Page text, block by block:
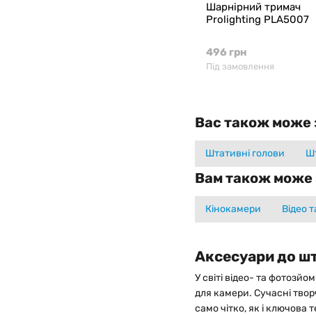
Вас також може
Штативні голови
Вам також може
Кінокамери Відео
Аксесуари до
У світі відео- та
для камери. Сучасні
само чітко, як і ключова
Шарнірний тримач
Prolighting PLA5007
496 грн
Під замовлення